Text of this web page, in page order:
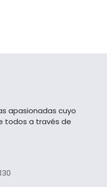
apasionadas cuyo
todos a través de